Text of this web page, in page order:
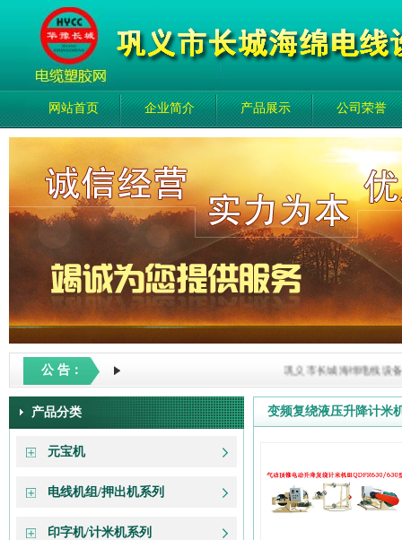
网站首页 企业简介 产品展示 公司荣誉
公 告： 巩义市长城海绵电线设
产品分类
元宝机
电线机组/押出机系列
印字机/计米机系列
变频复绕液压升降计米